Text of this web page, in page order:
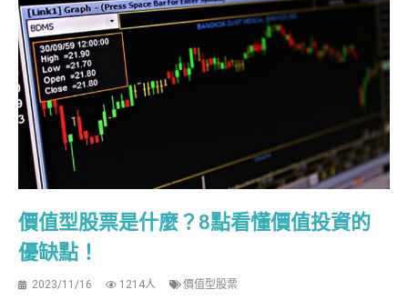
價值型股票是什麼？8點看懂價值投資的
優缺點！
2023/11/16 1214人 價值型股票